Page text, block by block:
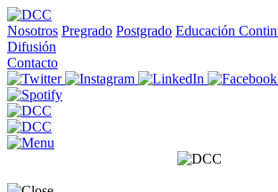
Nosotros Pregrado Postgrado Educación
Difusión
Contacto